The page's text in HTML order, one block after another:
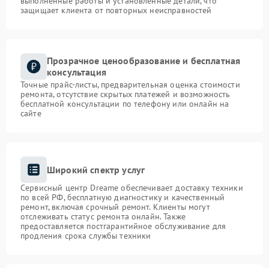
защищает клиента от повторных неисправностей
Прозрачное ценообразование и бесплатная
консультация
Точные прайс-листы, предварительная оценка стоимости
ремонта, отсутствие скрытых платежей и возможность
бесплатной консультации по телефону или онлайн на
сайте
Широкий спектр услуг
Сервисный центр Dreame обеспечивает доставку техники
по всей РФ, бесплатную диагностику и качественный
ремонт, включая срочный ремонт. Клиенты могут
отслеживать статус ремонта онлайн. Также
предоставляется постгарантийное обслуживание для
продления срока службы техники